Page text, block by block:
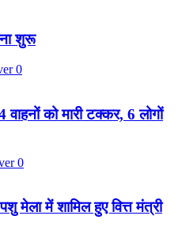
शुरू
0
को मारी टक्कर, 6 लोगों
0
मेला में शामिल हुए वित्त मंत्री